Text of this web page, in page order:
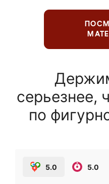
серьезнее,
по
5.0 5.0